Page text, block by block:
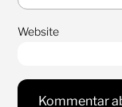
Website